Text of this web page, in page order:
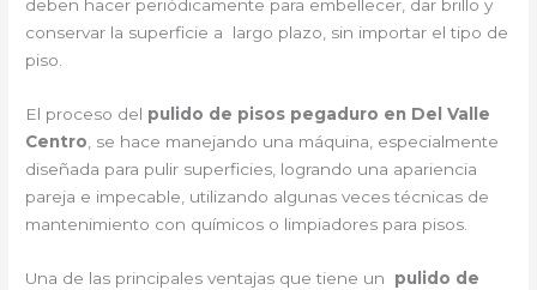
deben hacer periódicamente para embellecer, dar brillo y
conservar la superficie a largo plazo, sin importar el tipo de
piso.
El proceso del pulido de pisos pegaduro en Del Valle
Centro , se hace manejando una máquina, especialmente
diseñada para pulir superficies, logrando una apariencia
pareja e impecable, utilizando algunas veces técnicas de
mantenimiento con químicos o limpiadores para pisos.
Una de las principales ventajas que tiene un pulido de